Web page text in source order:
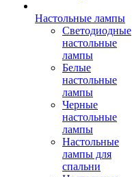
Настольные лампы
Светодиодные
настольные
лампы
Белые
настольные
лампы
Черные
настольные
лампы
Настольные
лампы для
спальни